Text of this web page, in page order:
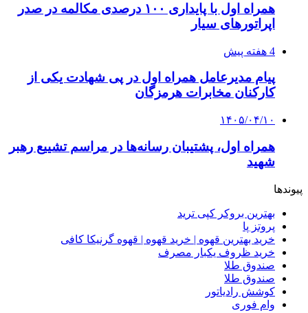
همراه اول با پایداری ۱۰۰ درصدی مکالمه در صدر
اپراتورهای سیار
4 هفته پیش
پیام مدیرعامل همراه اول در پی شهادت یکی از
کارکنان مخابرات هرمزگان
۱۴۰۵/۰۴/۱۰
همراه اول، پشتیبان رسانه‌ها در مراسم تشییع رهبر
شهید
پیوندها
بهترین بروکر کپی ترید
پروتز پا
خرید بهترین قهوه | خرید قهوه | قهوه گرنیکا کافی
خرید ظروف یکبار مصرف
صندوق طلا
صندوق طلا
کوشش رادیاتور
وام فوری